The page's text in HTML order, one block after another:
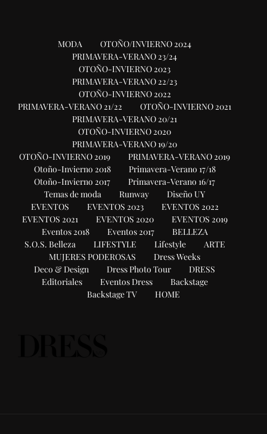
MODA
OTOÑO/INVIERNO 2024
PRIMAVERA-VERANO 23/24
OTOÑO-INVIERNO 2023
PRIMAVERA-VERANO 22/23
OTOÑO-INVIERNO 2022
PRIMAVERA-VERANO 21/22
OTOÑO-INVIERNO 2021
PRIMAVERA-VERANO 20/21
OTOÑO-INVIERNO 2020
PRIMAVERA-VERANO 19/20
OTOÑO-INVIERNO 2019
PRIMAVERA-VERANO 2019
Otoño-Invierno 2018
Primavera-Verano 17/18
Otoño-Invierno 2017
Primavera-Verano 16/17
Temas de moda
Runway
Diseño UY
EVENTOS
EVENTOS 2023
EVENTOS 2022
EVENTOS 2021
EVENTOS 2020
EVENTOS 2019
Eventos 2018
Eventos 2017
BELLEZA
S.O.S. Belleza
LIFESTYLE Lifestyle
ARTE
MUJERES PODEROSAS
Dress Weeks
Deco & Design
Dress Photo Tour
DRESS
Editoriales
Eventos Dress
Backstage
Backstage TV
HOME